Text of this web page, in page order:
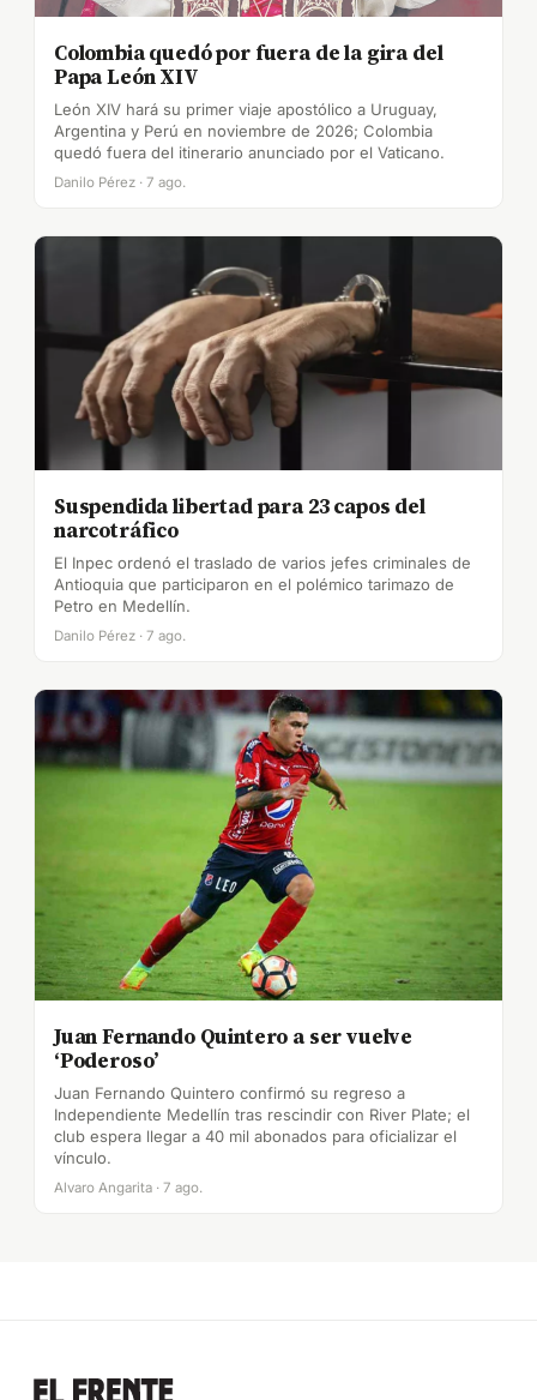
Colombia quedó por fuera de la gira del
Papa León XIV
León XIV hará su primer viaje apostólico a Uruguay,
Argentina y Perú en noviembre de 2026; Colombia
quedó fuera del itinerario anunciado por el Vaticano.
Danilo Pérez · 7 ago.
Suspendida libertad para 23 capos del
narcotráfico
El Inpec ordenó el traslado de varios jefes criminales de
Antioquia que participaron en el polémico tarimazo de
Petro en Medellín.
Danilo Pérez · 7 ago.
Juan Fernando Quintero a ser vuelve
‘Poderoso’
Juan Fernando Quintero confirmó su regreso a
Independiente Medellín tras rescindir con River Plate; el
club espera llegar a 40 mil abonados para oficializar el
vínculo.
Alvaro Angarita · 7 ago.